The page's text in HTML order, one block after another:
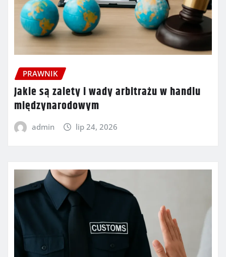
PRAWNIK
Jakie są zalety i wady arbitrażu w handlu
międzynarodowym
admin lip 24, 2026